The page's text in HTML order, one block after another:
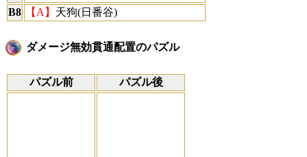
B8
【A】 天狗(日番谷)
ダメージ無効貫通配置のパズル
パズル前 パズル後